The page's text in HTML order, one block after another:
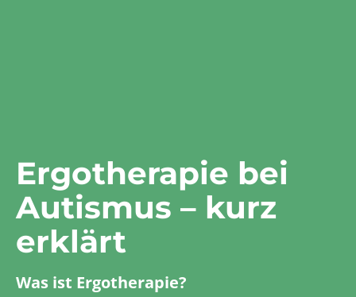
Ergotherapie bei
Autismus – kurz
erklärt
Was ist Ergotherapie?